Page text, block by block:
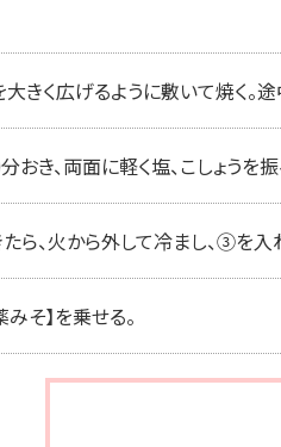
きく広げるように敷いて焼く。
き、両面に軽く塩、こしょうを振
ら、火から外して冷まし、③を
そ】を乗せる。